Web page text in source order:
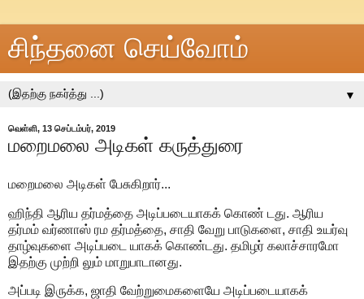
சிந்தனை செய்வோம்
▼
வெள்ளி, 13 செப்டம்பர், 2019
மறைமலை அடிகள் கருத்துரை
மறைமலை அடிகள் பேசுகிறார்...
ஹிந்தி ஆரிய தர்மத்தை அடிப்படையாகக் கொண் டது. ஆரிய
தர்மம் வர்ணாஸ் ரம தர்மத்தை, சாதி வேறு பாடுகளை, சாதி உயர்வு
தாழ்வுகளை அடிப்படை யாகக் கொண்டது. தமிழர் கலாச்சாரமோ
இதற்கு முற்றி லும் மாறுபாடானது.
அப்படி இருக்க, ஜாதி வேற்றுமைகளையே அடிப்படையாகக்